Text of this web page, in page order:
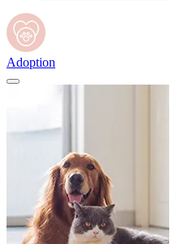
Adoption